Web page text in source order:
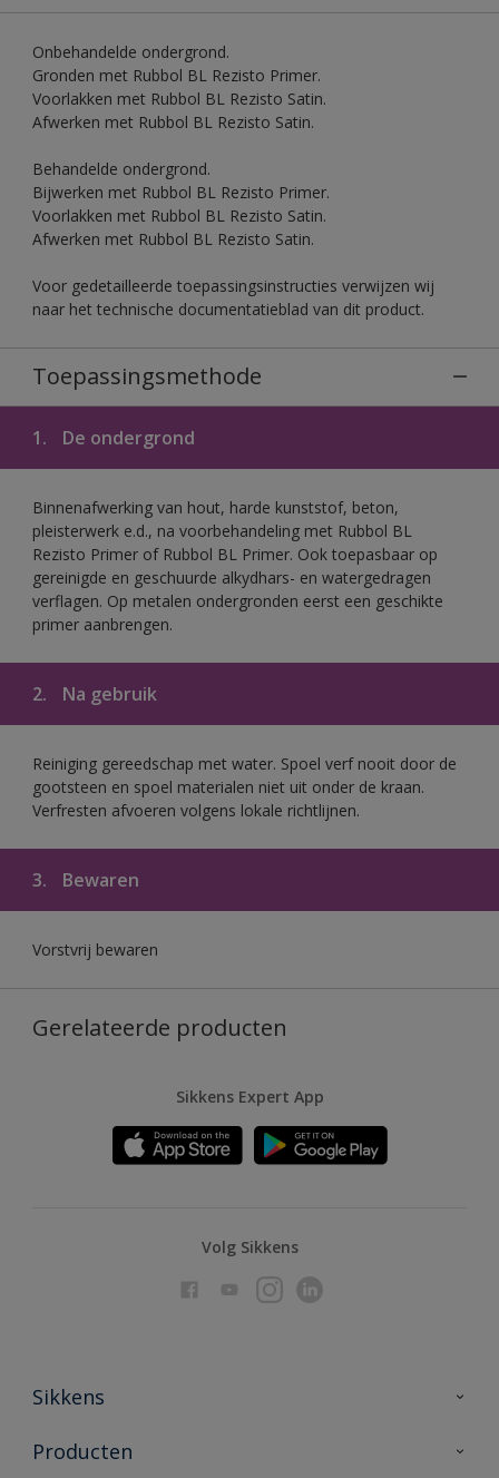
Onbehandelde ondergrond.
Gronden met Rubbol BL Rezisto Primer.
Voorlakken met Rubbol BL Rezisto Satin.
Afwerken met Rubbol BL Rezisto Satin.
Behandelde ondergrond.
Bijwerken met Rubbol BL Rezisto Primer.
Voorlakken met Rubbol BL Rezisto Satin.
Afwerken met Rubbol BL Rezisto Satin.
Voor gedetailleerde toepassingsinstructies verwijzen wij
naar het technische documentatieblad van dit product.
Toepassingsmethode
1. De ondergrond
Binnenafwerking van hout, harde kunststof, beton,
pleisterwerk e.d., na voorbehandeling met Rubbol BL
Rezisto Primer of Rubbol BL Primer. Ook toepasbaar op
gereinigde en geschuurde alkydhars- en watergedragen
verflagen. Op metalen ondergronden eerst een geschikte
primer aanbrengen.
2. Na gebruik
Reiniging gereedschap met water. Spoel verf nooit door de
gootsteen en spoel materialen niet uit onder de kraan.
Verfresten afvoeren volgens lokale richtlijnen.
3. Bewaren
Vorstvrij bewaren
Gerelateerde producten
Sikkens Expert App
Volg Sikkens
Sikkens
Over Sikkens
Producten